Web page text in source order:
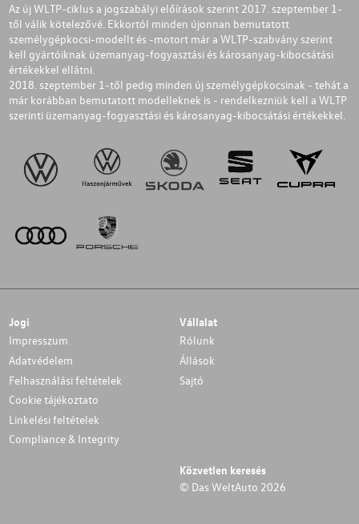
Az új WLTP-ciklus a jogszabályi előírások szerint 2017. szeptember 1-
től válik kötelezővé. Ekkortól minden újonnan bemutatott
személygépkocsi-modellt és -motort már a WLTP-szabvány szerint
kell gyártóiknak üzemanyag-fogyasztási és károsanyag-kibocsátási
értékekkel ellátni.
2018. szeptember 1-től pedig minden új személygépkocsinak - tehát a
már korábban bemutatott modelleknek is - rendelkezniük kell a WLTP
szerinti üzemanyag-fogyasztási és károsanyag-kibocsátási értékekkel.
Jogi
Impresszum
Adatvédelem
Felhasználási feltételek
Cookie tájékoztato
Linkelési feltételek
Compliance & Integrity
Vállalat
Rólunk
Állások
Sajtó
Közvetlen keresés
© Das WeltAuto 2026